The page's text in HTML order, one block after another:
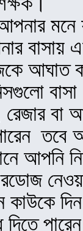
মনে
বাসায়
আঘাত
রেজার বা
তবে
আপনি
কাউকে
দিতে